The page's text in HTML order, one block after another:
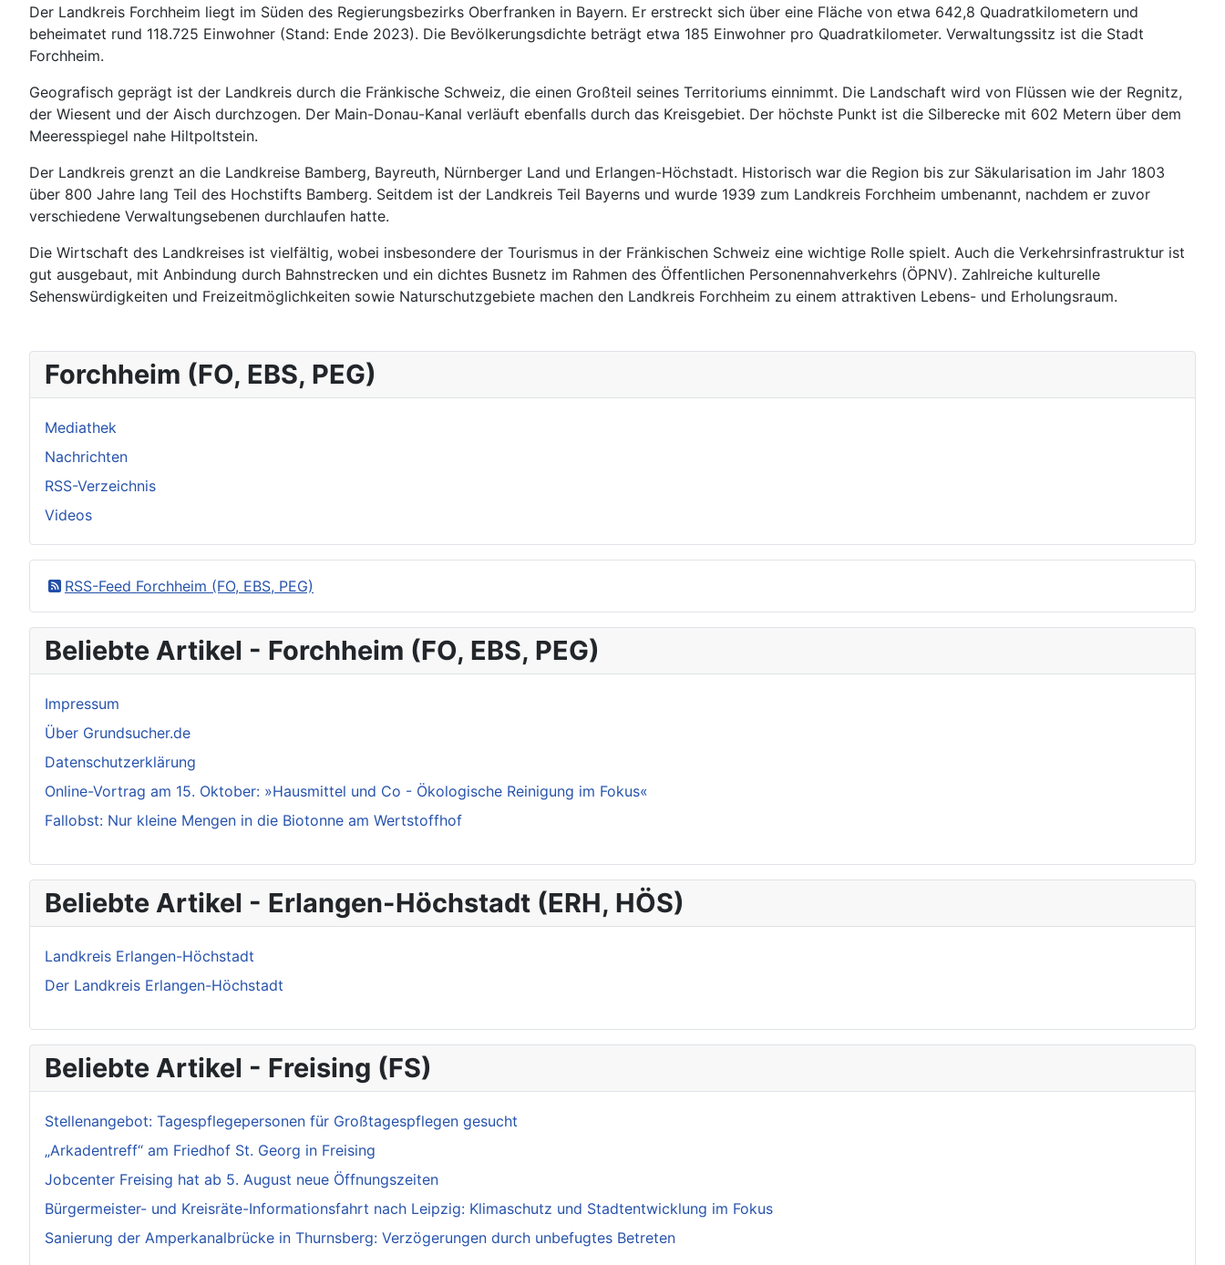
Der Landkreis Forchheim liegt im Süden des Regierungsbezirks Oberfranken in Bayern. Er erstreckt sich über eine Fläche von etwa 642,8 Quadratkilometern und
beheimatet rund 118.725 Einwohner (Stand: Ende 2023). Die Bevölkerungsdichte beträgt etwa 185 Einwohner pro Quadratkilometer. Verwaltungssitz ist die Stadt
Forchheim.
Geografisch geprägt ist der Landkreis durch die Fränkische Schweiz, die einen Großteil seines Territoriums einnimmt. Die Landschaft wird von Flüssen wie der Regnitz,
der Wiesent und der Aisch durchzogen. Der Main-Donau-Kanal verläuft ebenfalls durch das Kreisgebiet. Der höchste Punkt ist die Silberecke mit 602 Metern über dem
Meeresspiegel nahe Hiltpoltstein.
Der Landkreis grenzt an die Landkreise Bamberg, Bayreuth, Nürnberger Land und Erlangen-Höchstadt. Historisch war die Region bis zur Säkularisation im Jahr 1803
über 800 Jahre lang Teil des Hochstifts Bamberg. Seitdem ist der Landkreis Teil Bayerns und wurde 1939 zum Landkreis Forchheim umbenannt, nachdem er zuvor
verschiedene Verwaltungsebenen durchlaufen hatte.
Die Wirtschaft des Landkreises ist vielfältig, wobei insbesondere der Tourismus in der Fränkischen Schweiz eine wichtige Rolle spielt. Auch die Verkehrsinfrastruktur ist
gut ausgebaut, mit Anbindung durch Bahnstrecken und ein dichtes Busnetz im Rahmen des Öffentlichen Personennahverkehrs (ÖPNV). Zahlreiche kulturelle
Sehenswürdigkeiten und Freizeitmöglichkeiten sowie Naturschutzgebiete machen den Landkreis Forchheim zu einem attraktiven Lebens- und Erholungsraum.
Forchheim (FO, EBS, PEG)
Mediathek
Nachrichten
RSS-Verzeichnis
Videos
RSS-Feed Forchheim (FO, EBS, PEG)
Beliebte Artikel - Forchheim (FO, EBS, PEG)
Impressum
Über Grundsucher.de
Datenschutzerklärung
Online-Vortrag am 15. Oktober: »Hausmittel und Co - Ökologische Reinigung im Fokus«
Fallobst: Nur kleine Mengen in die Biotonne am Wertstoffhof
Beliebte Artikel - Erlangen-Höchstadt (ERH, HÖS)
Landkreis Erlangen-Höchstadt
Der Landkreis Erlangen-Höchstadt
Beliebte Artikel - Freising (FS)
Stellenangebot: Tagespflegepersonen für Großtagespflegen gesucht
„Arkadentreff“ am Friedhof St. Georg in Freising
Jobcenter Freising hat ab 5. August neue Öffnungszeiten
Bürgermeister- und Kreisräte-Informationsfahrt nach Leipzig: Klimaschutz und Stadtentwicklung im Fokus
Sanierung der Amperkanalbrücke in Thurnsberg: Verzögerungen durch unbefugtes Betreten